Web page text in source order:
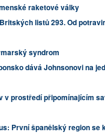
raketové války
listů 293. Od
syndrom
dává Johnsonovi na
v prostředí připomínajícím
První španělský region se